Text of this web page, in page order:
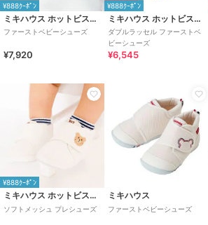
¥888ｸｰﾎﾟﾝ
ミキハウス ホットビスケッツ
ファーストベビーシューズ
¥7,920
¥888ｸｰﾎﾟﾝ
ミキハウス ホットビスケッツ
ダブルラッセル ファーストベ
ビーシューズ
¥6,545
¥888ｸｰﾎﾟﾝ
ミキハウス ホットビスケッツ
ソフトメッシュ プレシューズ
ミキハウス
ファーストベビーシューズ